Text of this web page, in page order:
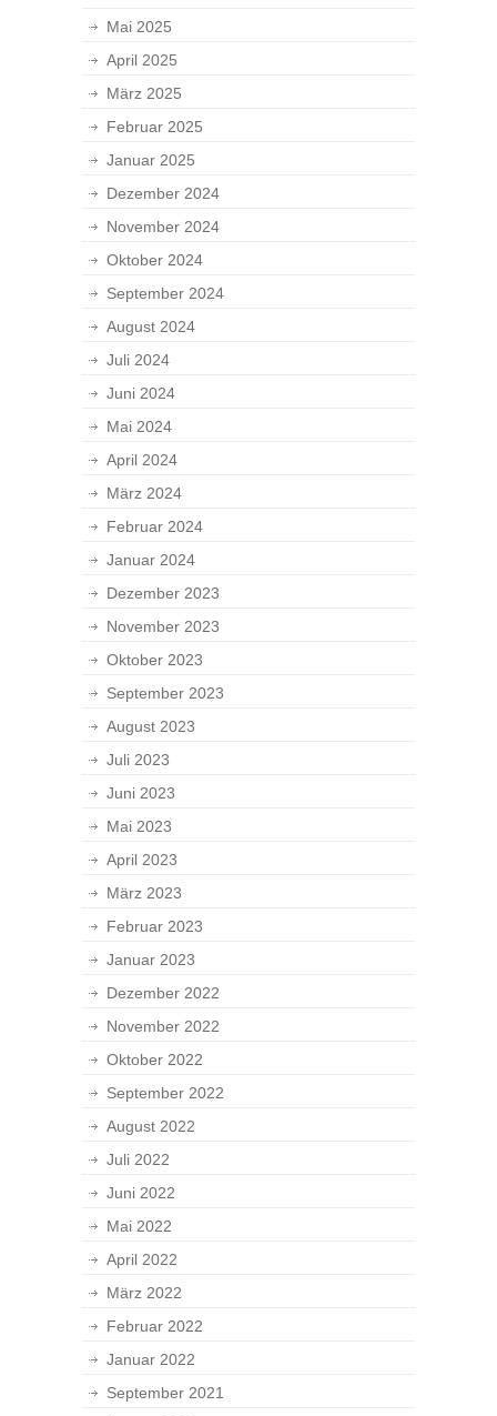
Mai 2025
April 2025
März 2025
Februar 2025
Januar 2025
Dezember 2024
November 2024
Oktober 2024
September 2024
August 2024
Juli 2024
Juni 2024
Mai 2024
April 2024
März 2024
Februar 2024
Januar 2024
Dezember 2023
November 2023
Oktober 2023
September 2023
August 2023
Juli 2023
Juni 2023
Mai 2023
April 2023
März 2023
Februar 2023
Januar 2023
Dezember 2022
November 2022
Oktober 2022
September 2022
August 2022
Juli 2022
Juni 2022
Mai 2022
April 2022
März 2022
Februar 2022
Januar 2022
September 2021